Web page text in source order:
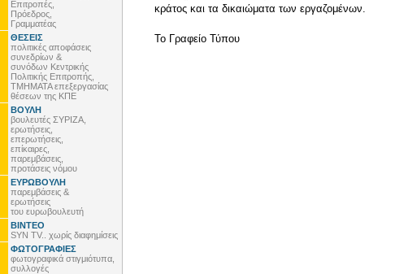
Επιτροπές,
Πρόεδρος,
Γραμματέας
ΘΕΣΕΙΣ
πολιτικές αποφάσεις
συνεδρίων &
συνόδων Κεντρικής
Πολιτικής Επιτροπής,
ΤΜΗΜΑΤΑ επεξεργασίας
θέσεων της ΚΠΕ
ΒΟΥΛΗ
βουλευτές ΣΥΡΙΖΑ,
ερωτήσεις,
επερωτήσεις,
επίκαιρες,
παρεμβάσεις,
προτάσεις νόμου
ΕΥΡΩΒΟΥΛΗ
παρεμβάσεις &
ερωτήσεις
του ευρωβουλευτή
ΒΙΝΤΕΟ
SYN TV.. χωρίς διαφημίσεις
ΦΩΤΟΓΡΑΦΙΕΣ
φωτογραφικά στιγμιότυπα,
συλλογές
κράτος και τα δικαιώματα των εργαζομένων.
To Γραφείο Τύπου